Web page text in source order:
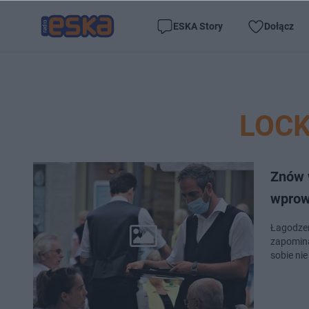
ESKA Story Dołącz
Znów
sobie